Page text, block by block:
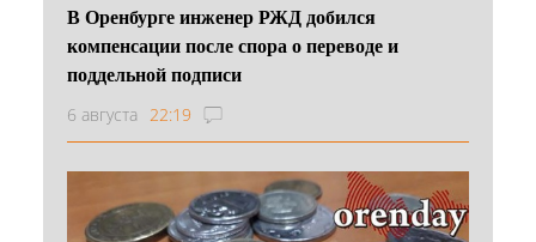
В Оренбурге инженер РЖД добился
компенсации после спора о переводе и
поддельной подписи
6 августа 22:19